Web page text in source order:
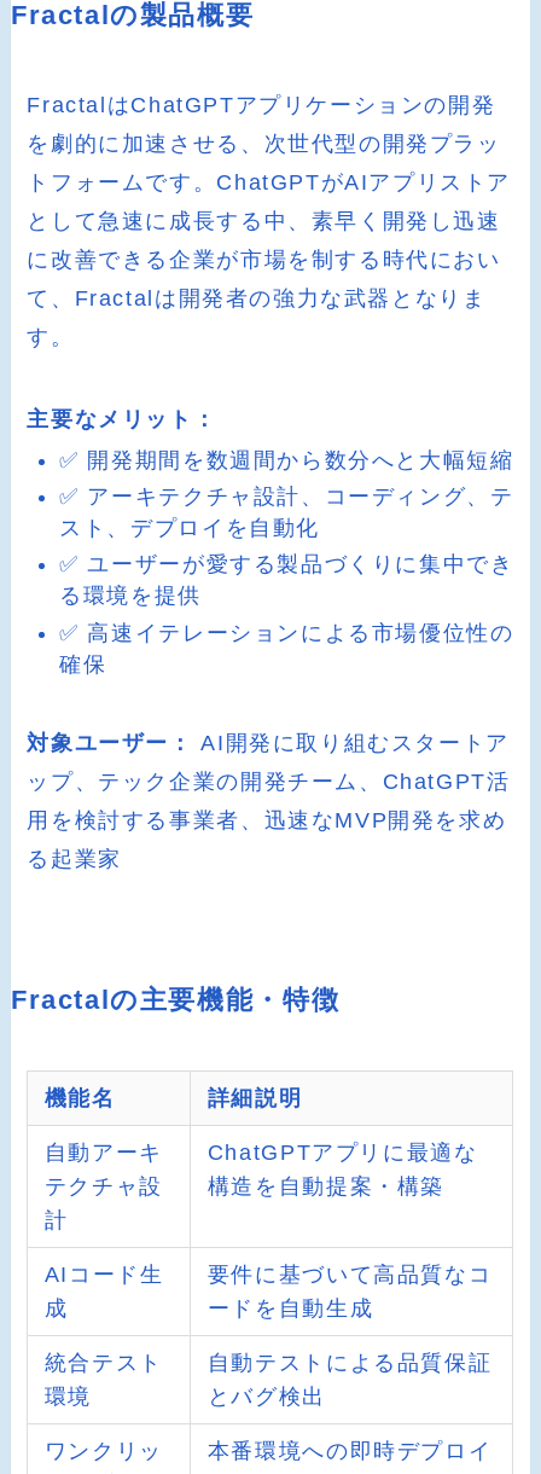
Fractalの製品概要
FractalはChatGPTアプリケーションの開発
を劇的に加速させる、次世代型の開発プラッ
トフォームです。ChatGPTがAIアプリストア
として急速に成長する中、素早く開発し迅速
に改善できる企業が市場を制する時代におい
て、Fractalは開発者の強力な武器となりま
す。
主要なメリット：
✅ 開発期間を数週間から数分へと大幅短縮
✅ アーキテクチャ設計、コーディング、テ
スト、デプロイを自動化
✅ ユーザーが愛する製品づくりに集中でき
る環境を提供
✅ 高速イテレーションによる市場優位性の
確保
対象ユーザー：
AI開発に取り組むスタートア
ップ、テック企業の開発チーム、ChatGPT活
用を検討する事業者、迅速なMVP開発を求め
る起業家
Fractalの主要機能・特徴
機能名 詳細説明
自動アーキ
テクチャ設
計
ChatGPTアプリに最適な
構造を自動提案・構築
AIコード生
成
要件に基づいて高品質なコ
ードを自動生成
統合テスト
環境
自動テストによる品質保証
とバグ検出
ワンクリッ
本番環境への即時デプロイ